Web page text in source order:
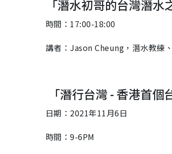
「潛水初哥的台灣潛水
時間：17:00-18:00
講者：Jason Cheung，潛水教練
「潛行台灣 - 香港首個
日期：2021年11月6日
時間：9-6PM